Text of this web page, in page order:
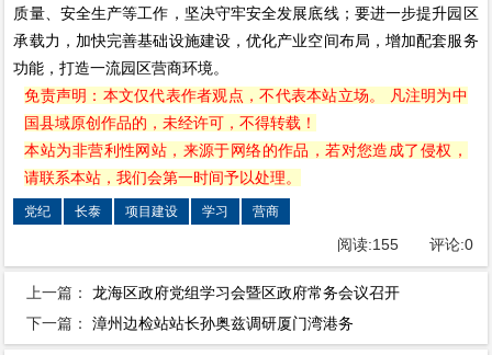
质量、安全生产等工作，坚决守牢安全发展底线；要进一步提升园区
承载力，加快完善基础设施建设，优化产业空间布局，增加配套服务
功能，打造一流园区营商环境。
免责声明：本文仅代表作者观点，不代表本站立场。 凡注明为中
国县域原创作品的，未经许可，不得转载！
本站为非营利性网站，来源于网络的作品，若对您造成了侵权，
请联系本站，我们会第一时间予以处理。
党纪 长泰 项目建设 学习 营商
阅读:155评论:0
上一篇：龙海区政府党组学习会暨区政府常务会议召开
下一篇：漳州边检站站长孙奥兹调研厦门湾港务